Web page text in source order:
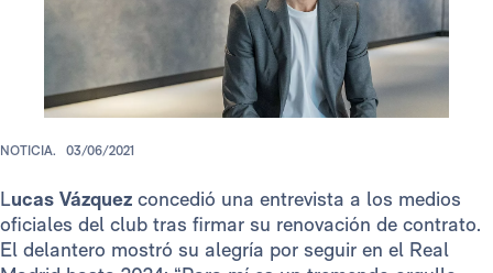
NOTICIA. 03/06/2021
Lucas Vázquez concedió una entrevista a los medios
oficiales del club tras firmar su renovación de contrato.
El delantero mostró su alegría por seguir en el Real